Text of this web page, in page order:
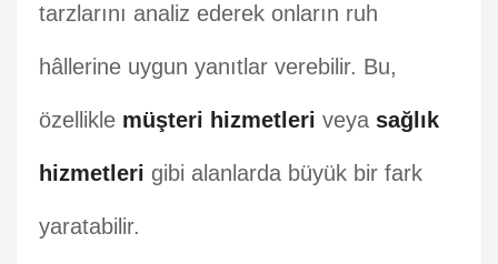
tarzlarını analiz ederek onların ruh
hâllerine uygun yanıtlar verebilir. Bu,
özellikle müşteri hizmetleri veya sağlık
hizmetleri gibi alanlarda büyük bir fark
yaratabilir.